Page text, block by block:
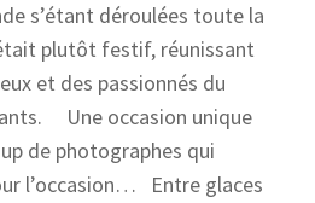
s’étant déroulées toute la
plutôt festif, réunissant
et des passionnés du
Une occasion unique
de photographes qui
l’occasion… Entre glaces